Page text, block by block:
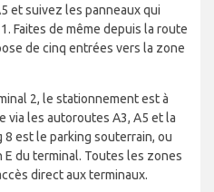
et suivez les panneaux qui
Faites de même depuis la route
de cinq entrées vers la zone
2, le stationnement est à
via les autoroutes A3, A5 et la
est le parking souterrain, ou
du terminal. Toutes les zones
direct aux terminaux.